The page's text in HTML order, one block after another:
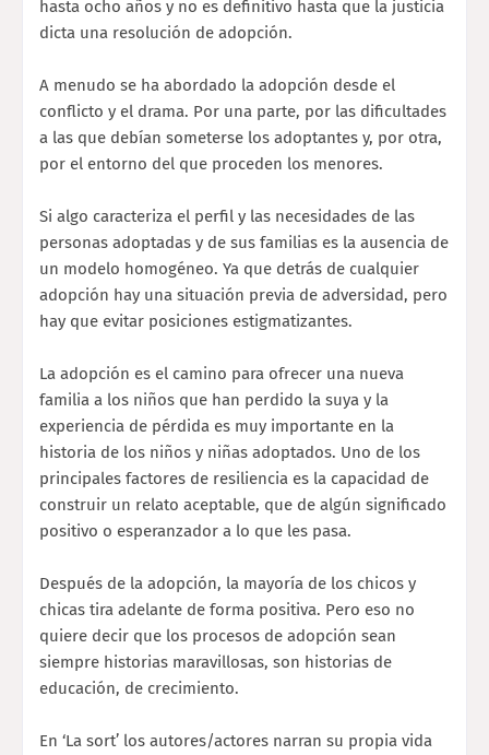
hasta ocho años y no es definitivo hasta que la justicia
dicta una resolución de adopción.
A menudo se ha abordado la adopción desde el
conflicto y el drama. Por una parte, por las dificultades
a las que debían someterse los adoptantes y, por otra,
por el entorno del que proceden los menores.
Si algo caracteriza el perfil y las necesidades de las
personas adoptadas y de sus familias es la ausencia de
un modelo homogéneo. Ya que detrás de cualquier
adopción hay una situación previa de adversidad, pero
hay que evitar posiciones estigmatizantes.
La adopción es el camino para ofrecer una nueva
familia a los niños que han perdido la suya y la
experiencia de pérdida es muy importante en la
historia de los niños y niñas adoptados. Uno de los
principales factores de resiliencia es la capacidad de
construir un relato aceptable, que de algún significado
positivo o esperanzador a lo que les pasa.
Después de la adopción, la mayoría de los chicos y
chicas tira adelante de forma positiva. Pero eso no
quiere decir que los procesos de adopción sean
siempre historias maravillosas, son historias de
educación, de crecimiento.
En ‘La sort’ los autores/actores narran su propia vida